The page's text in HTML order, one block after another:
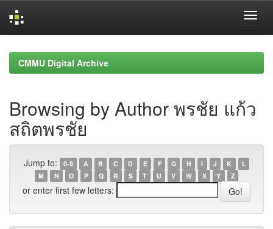
navigationCMMU Digital Archive
Browsing by Author พรชัย แก้ว
สถิตพรชัย
Jump to: 0-9 A B C D E F G H I J K
L
M
N O P Q R S T U V W X Y Z
or enter first few letters: